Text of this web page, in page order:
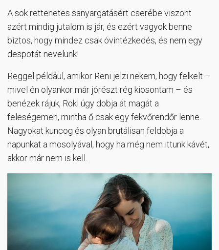
A sok rettenetes sanyargatásért cserébe viszont
azért mindig jutalom is jár, és ezért vagyok benne
biztos, hogy mindez csak óvintézkedés, és nem egy
despotát nevelünk!
Reggel például, amikor Reni jelzi nekem, hogy felkelt –
mivel én olyankor már jórészt rég kiosontam – és
benézek rájuk, Roki úgy dobja át magát a
feleségemen, mintha ő csak egy fekvőrendőr lenne.
Nagyokat kuncog és olyan brutálisan feldobja a
napunkat a mosolyával, hogy ha még nem ittunk kávét,
akkor már nem is kell.